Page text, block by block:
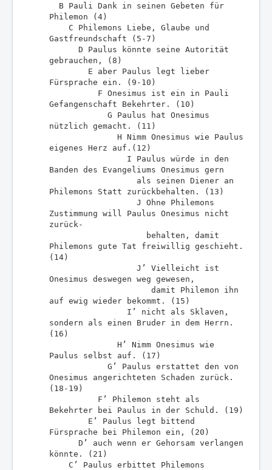
B Pauli Dank in seinen Gebeten für
Philemon (4)
C Philemons Liebe, Glaube und
Gastfreundschaft (5-7)
D Paulus könnte seine Autorität
gebrauchen, (8)
E aber Paulus legt lieber
Fürsprache ein. (9-10)
F Onesimus ist ein in Pauli
Gefangenschaft Bekehrter. (10)
G Paulus hat Onesimus
nützlich gemacht. (11)
H Nimm Onesimus wie Paulus
eigenes Herz auf.(12)
I Paulus würde in den
Banden des Evangeliums Onesimus gern
als seinen Diener an
Philemons Statt zurückbehalten. (13)
J Ohne Philemons
Zustimmung will Paulus Onesimus nicht
zurück-
behalten, damit
Philemons gute Tat freiwillig geschieht.
(14)
J’ Vielleicht ist
Onesimus deswegen weg gewesen,
damit Philemon ihn
auf ewig wieder bekommt. (15)
I’ nicht als Sklaven,
sondern als einen Bruder in dem Herrn.
(16)
H’ Nimm Onesimus wie
Paulus selbst auf. (17)
G’ Paulus erstattet den von
Onesimus angerichteten Schaden zurück.
(18-19)
F’ Philemon steht als
Bekehrter bei Paulus in der Schuld. (19)
E’ Paulus legt bittend
Fürsprache bei Philemon ein, (20)
D’ auch wenn er Gehorsam verlangen
könnte. (21)
C’ Paulus erbittet Philemons